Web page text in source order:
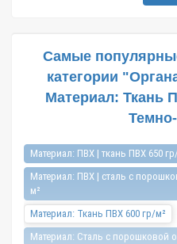
Самые
категории
Материал: Ткань
Материал: ПВХ | ткань ПВХ 650
Материал: ПВХ | сталь с
м²
Материал: Ткань ПВХ 600 гр/м²
Материал: Сталь с порошковой